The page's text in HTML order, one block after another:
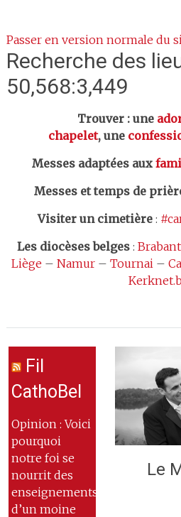
Passer en version normale du
Recherche des
50,568:3,449
Trouver : une
chapelet, une
Messes adaptées aux
Messes et temps de
Visiter un cimetière:
Les diocèses belges:
Liège – Namur– Tournai–
Fil
CathoBel
Opinion : Voici
pourquoi
notre foi se
nourrit des
enseignements
d’un moine
Le